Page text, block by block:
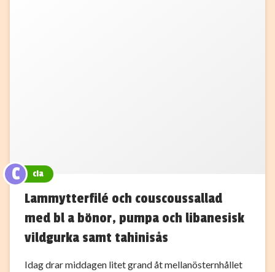
C cia
Lammytterfilé och couscoussallad
med bl a bönor, pumpa och libanesisk
vildgurka samt tahinisås
Idag drar middagen litet grand åt mellanösternhållet